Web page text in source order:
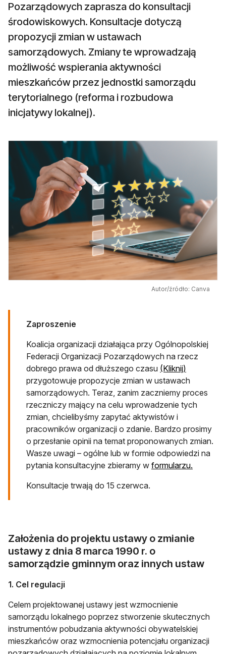
Pozarządowych zaprasza do konsultacji
środowiskowych. Konsultacje dotyczą
propozycji zmian w ustawach
samorządowych. Zmiany te wprowadzają
możliwość wspierania aktywności
mieszkańców przez jednostki samorządu
terytorialnego (reforma i rozbudowa
inicjatywy lokalnej).
Autor/źródło: Canva
Zaproszenie
Koalicja organizacji działająca przy Ogólnopolskiej
Federacji Organizacji Pozarządowych na rzecz
dobrego prawa od dłuższego czasu (Kliknij)
przygotowuje propozycje zmian w ustawach
samorządowych. Teraz, zanim zaczniemy proces
rzeczniczy mający na celu wprowadzenie tych
zmian, chcielibyśmy zapytać aktywistów i
pracowników organizacji o zdanie. Bardzo prosimy
o przesłanie opinii na temat proponowanych zmian.
Wasze uwagi – ogólne lub w formie odpowiedzi na
pytania konsultacyjne zbieramy w formularzu.
Konsultacje trwają do 15 czerwca.
Założenia do projektu ustawy o zmianie
ustawy z dnia 8 marca 1990 r. o
samorządzie gminnym oraz innych ustaw
1. Cel regulacji
Celem projektowanej ustawy jest wzmocnienie
samorządu lokalnego poprzez stworzenie skutecznych
instrumentów pobudzania aktywności obywatelskiej
mieszkańców oraz wzmocnienia potencjału organizacji